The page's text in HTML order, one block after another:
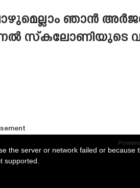
ഞാൻ
സ്‌കലോണിയുടെ
the server or network failed or because
supported.